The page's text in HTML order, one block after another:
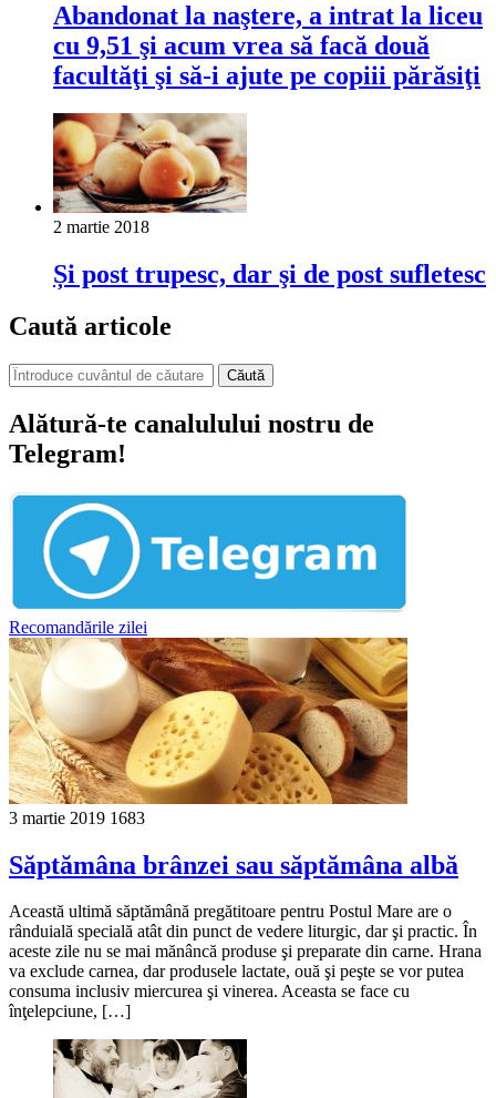
Abandonat la naştere, a intrat la liceu
cu 9,51 şi acum vrea să facă două
facultăţi şi să-i ajute pe copiii părăsiţi
2 martie 2018
Și post trupesc, dar şi de post sufletesc
Caută articole
Căută
Alătură-te canalulului nostru de
Telegram!
Recomandările zilei
3 martie 2019 1683
Săptămâna brânzei sau săptămâna albă
Această ultimă săptămână pregătitoare pentru Postul Mare are o
rânduială specială atât din punct de vedere liturgic, dar şi practic. În
aceste zile nu se mai mănâncă produse şi preparate din carne. Hrana
va exclude carnea, dar produsele lactate, ouă şi peşte se vor putea
consuma inclusiv miercurea şi vinerea. Aceasta se face cu
înţelepciune, […]